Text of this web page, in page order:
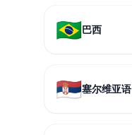
🇧🇷巴西
🇷🇸塞尔维亚语